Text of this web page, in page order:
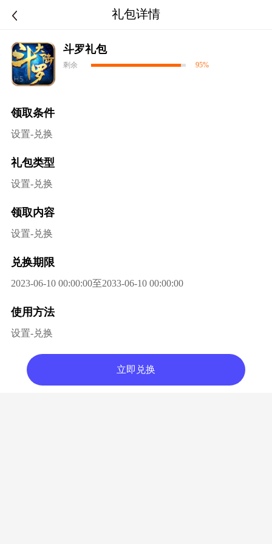
礼包详情
斗罗礼包
剩余 95%
领取条件
设置-兑换
礼包类型
设置-兑换
领取内容
设置-兑换
兑换期限
2023-06-10 00:00:00至2033-06-10 00:00:00
使用方法
设置-兑换
立即兑换